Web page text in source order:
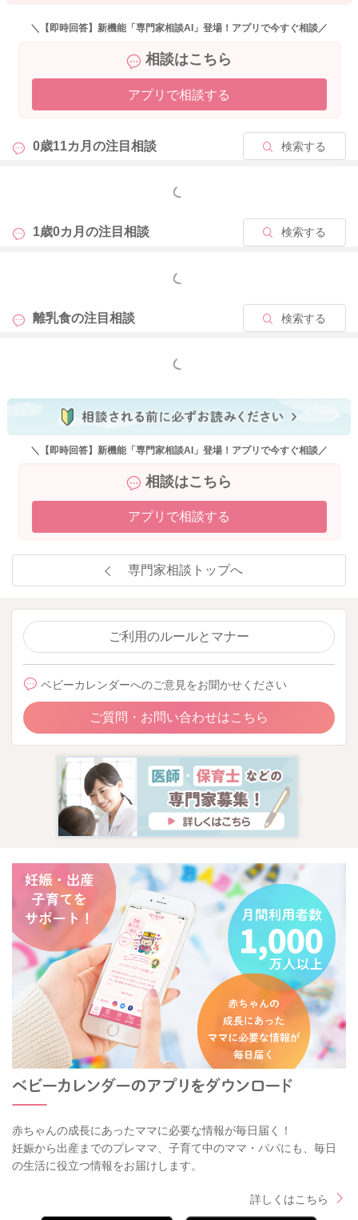
栄養バランスは1日単位ではなく、1週間くらいで見て「だいた
鉄分についても、
・ミルクをしっかり飲めている
などできており、十分対策できています。
と自体が大切なので、毎日完璧を目指さなくて大丈夫ですよ。
またお困りの際にはご相談ください。
2026/1/14 14:29
＼【即時回答】新機能「専門家相談AI」登場！アプリで今すぐ相談／
相談はこちら
アプリで相談する
0歳11カ月の注目相談 検索する
もっと見る
1歳0カ月の注目相談 検索する
もっと見る
離乳食の注目相談 検索する
もっと見る
＼【即時回答】新機能「専門家相談AI」登場！アプリで今すぐ相談／
相談はこちら
アプリで相談する
専門家相談トップへ
ご利用のルールとマナー
ベビーカレンダーへのご意見をお聞かせください
ご質問・お問い合わせはこちら
赤ちゃんの成長にあったママに必要な情報が毎日届く！
妊娠から出産までのプレママ、子育て中のママ・パパにも、毎日
の生活に役立つ情報をお届けします。
詳しくはこちら